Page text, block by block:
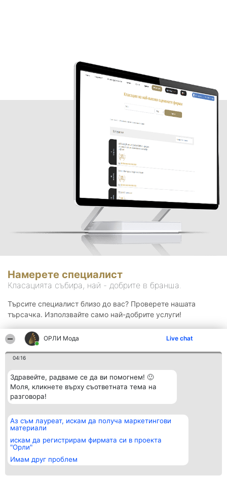
ОРЛИ Мода Live chat
04:16
Здравейте, радваме се да ви помогнем! 🙂
Моля, кликнете върху съответната тема на
разговора!
Аз съм лауреат, искам да получа маркетингови
материали
искам да регистрирам фирмата си в проекта
"Орли"
Имам друг проблем
Намерете специалист
Класацията събира, най - добрите в бранша.
Търсите специалист близо до вас? Проверете нашата
търсачка. Използвайте само най-добрите услуги!
Организатор на
класиране
BulevardulAleea Timișul De
Sus Nr. 2, Bl. A30, Sc. A, Et.
4, Ap. 13
București 53-238
Класация
всички
Статут/Устав
Контакти